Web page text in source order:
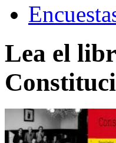
Lea el